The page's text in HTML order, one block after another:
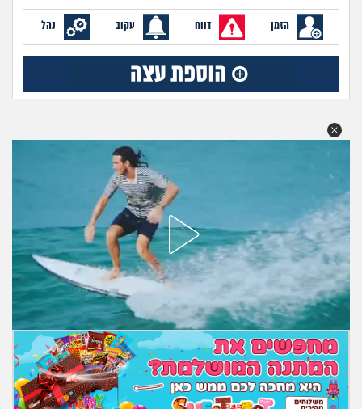
לימודים וסטודנטים
עבודה וקריירה
בית, שכנים ושותפים
מה שעובר עליי
שומרים על הגוף
פיננסי וכלכלה
בין הסדינים
חיות מחמד
יוקר המחיה
הזמן דווח עקוב נהל